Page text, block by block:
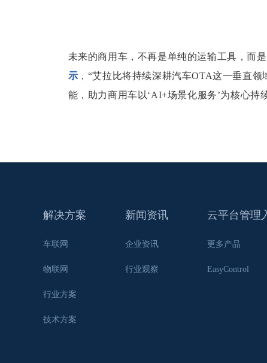
未来的商用车，不再是单纯的运输工具，而
示 ，“艾拉比将持续深耕汽车OTA这一垂直
能，助力商用车以‘AI+场景化服务’为核心持
解决方案
车联网
物联网
行业方案
技术方案
新闻资讯
企业资讯
行业观察
云平台管理
更多产品
EasyControl